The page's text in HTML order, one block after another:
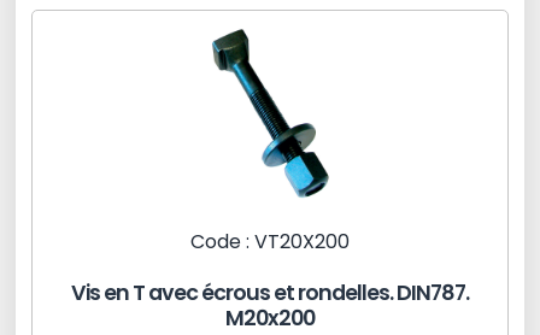
Code : VT20X200
Vis en T avec écrous et rondelles. DIN787.
M20x200